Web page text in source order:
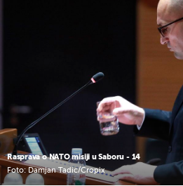
Rasprava o NATO misiji u Saboru - 14
Foto: Damjan Tadic/Cropix